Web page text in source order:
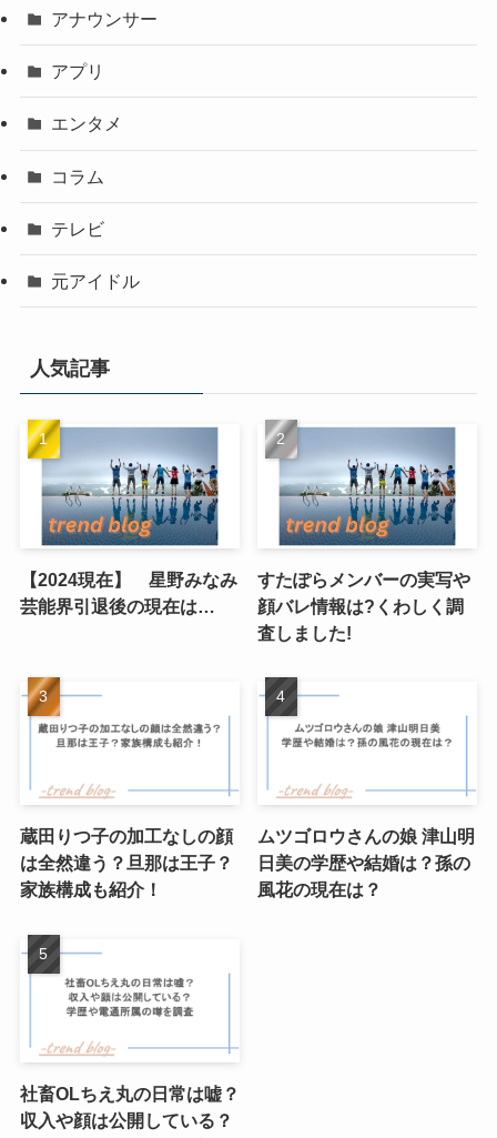
アナウンサー
アプリ
エンタメ
コラム
テレビ
元アイドル
人気記事
【2024現在】 星野みなみ
芸能界引退後の現在は…
すたぽらメンバーの実写や
顔バレ情報は?くわしく調
査しました!
蔵田りつ子の加工なしの顔
は全然違う？旦那は王子？
家族構成も紹介！
ムツゴロウさんの娘 津山明
日美の学歴や結婚は？孫の
風花の現在は？
社畜OLちえ丸の日常は嘘？
収入や顔は公開している？